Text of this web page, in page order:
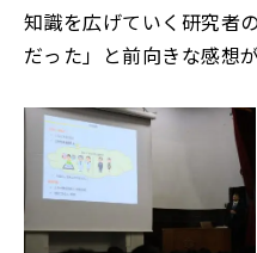
知識を広げていく研究者
だった」と前向きな感想